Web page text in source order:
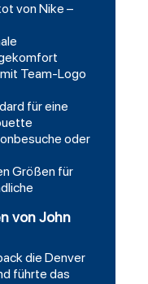
von Nike –
Team-Logo
für eine
oder
Größen für
von John
die Denver
führte das